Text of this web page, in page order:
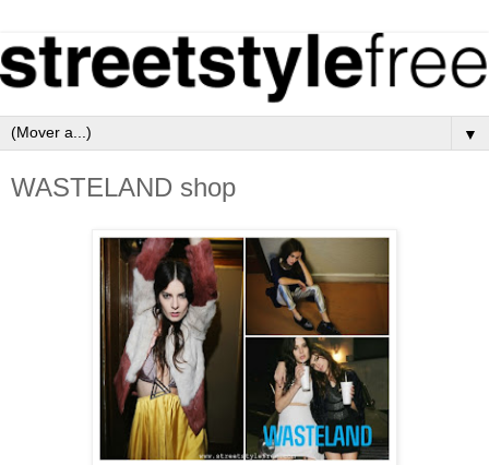
▼
WASTELAND shop